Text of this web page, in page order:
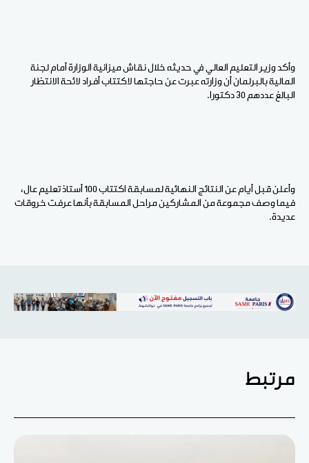
وأكد وزير التعليم العالي في حديثه خلال نقاش ميزانية الوزارة أمام لجنة
المالية بالبرلمان أن وزارته عبرت عن حاجتها لاكتتاب أفراد لائحة الانتظار
البالغ عددهم 30 دكتورا.
وأعلن قبل أيام عن النتائج النهائية لمسابقة اكتتاب 100 أستاذ تعليم عال،
فيما وصف مجموعة من المشاركين مراحل المسابقة بأنها عرفت خروقات
عديدة.
مرتبط